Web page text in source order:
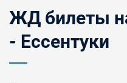
ЖД билеты
- Ессентуки